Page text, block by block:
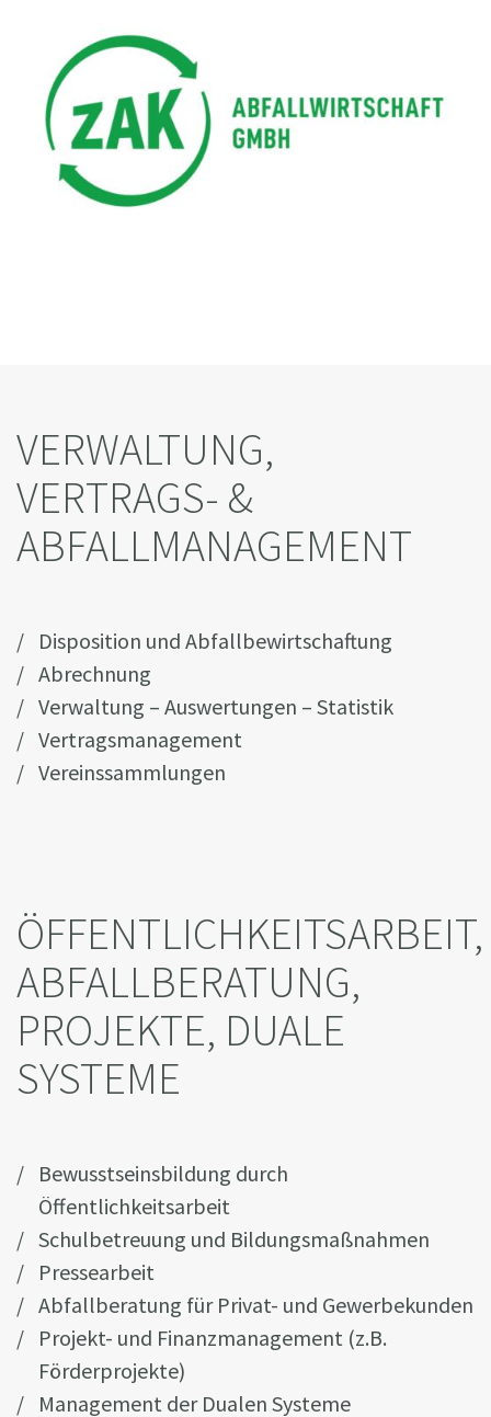
VERWALTUNG,
VERTRAGS- &
ABFALLMANAGEMENT
Disposition und Abfallbewirtschaftung
Abrechnung
Verwaltung – Auswertungen – Statistik
Vertragsmanagement
Vereinssammlungen
ÖFFENTLICHKEITSARBEIT,
ABFALLBERATUNG,
PROJEKTE, DUALE
SYSTEME
Bewusstseinsbildung durch
Öffentlichkeitsarbeit
Schulbetreuung und Bildungsmaßnahmen
Pressearbeit
Abfallberatung für Privat- und Gewerbekunden
Projekt- und Finanzmanagement (z.B.
Förderprojekte)
Management der Dualen Systeme